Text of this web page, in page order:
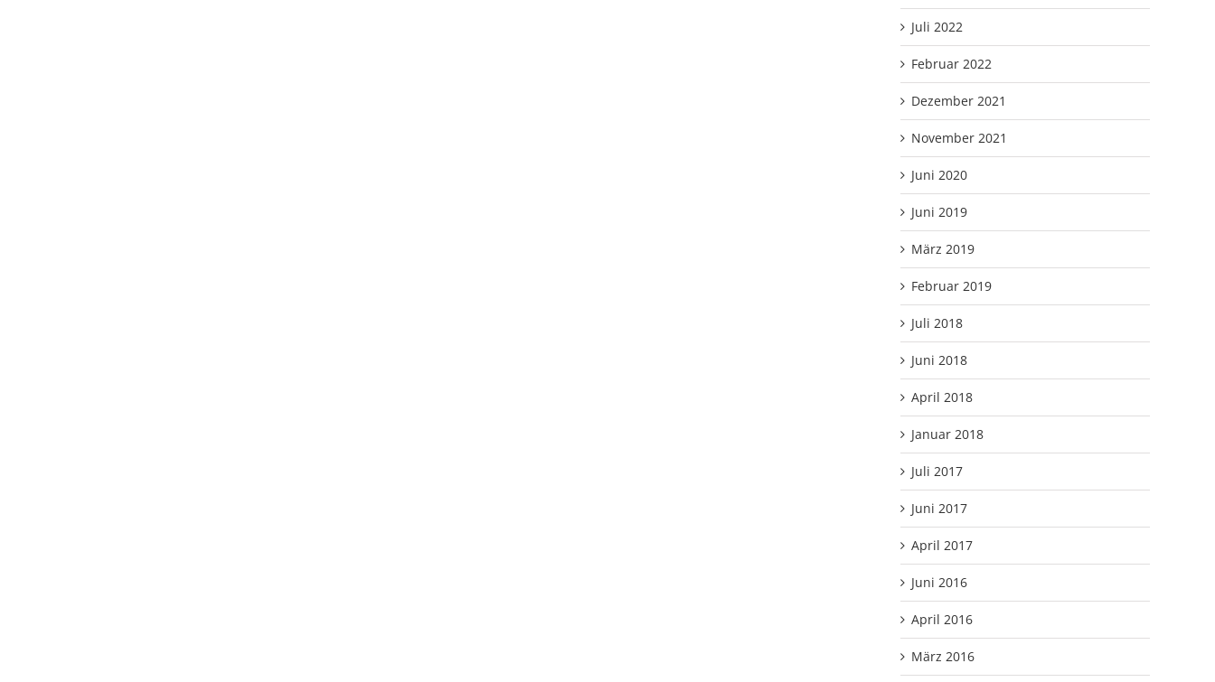
Juli 2022
Februar 2022
Dezember 2021
November 2021
Juni 2020
Juni 2019
März 2019
Februar 2019
Juli 2018
Juni 2018
April 2018
Januar 2018
Juli 2017
Juni 2017
April 2017
Juni 2016
April 2016
März 2016